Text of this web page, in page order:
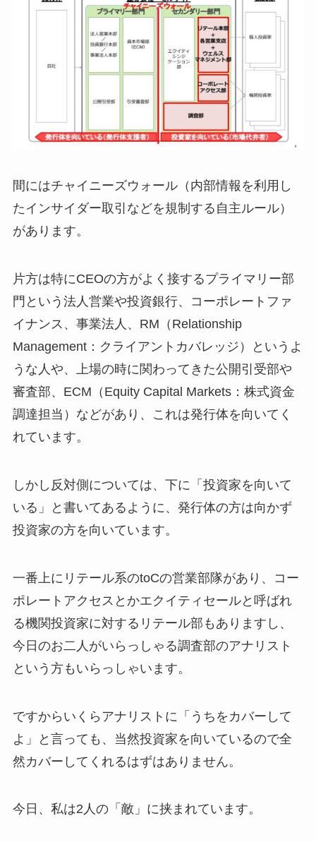
間にはチャイニーズウォール（内部情報を利用し
たインサイダー取引などを規制する自主ルール）
があります。
片方は特にCEOの方がよく接するプライマリー部
門という法人営業や投資銀行、コーポレートファ
イナンス、事業法人、RM（Relationship
Management：クライアントカバレッジ）というよ
うな人や、上場の時に関わってきた公開引受部や
審査部、ECM（Equity Capital Markets：株式資金
調達担当）などがあり、これは発行体を向いてく
れています。
しかし反対側については、下に「投資家を向いて
いる」と書いてあるように、発行体の方は向かず
投資家の方を向いています。
一番上にリテール系のtoCの営業部隊があり、コー
ポレートアクセスとかエクイティセールと呼ばれ
る機関投資家に対するリテール部もありますし、
今日のお二人がいらっしゃる調査部のアナリスト
という方もいらっしゃいます。
ですからいくらアナリストに「うちをカバーして
よ」と言っても、当然投資家を向いているので全
然カバーしてくれるはずはありません。
今日、私は2人の「敵」に挟まれています。